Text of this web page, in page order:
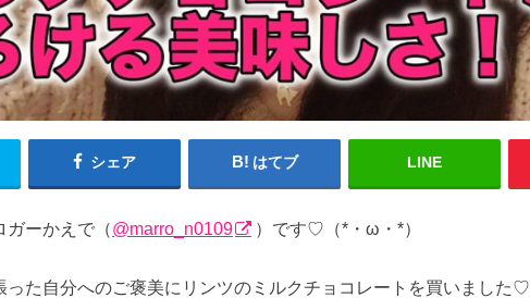
シェア はてブ LINE
ガーかえで（@marro_n0109 ）です♡（*・ω・*）
った自分へのご褒美にリンツのミルクチョコレートを買いました♡